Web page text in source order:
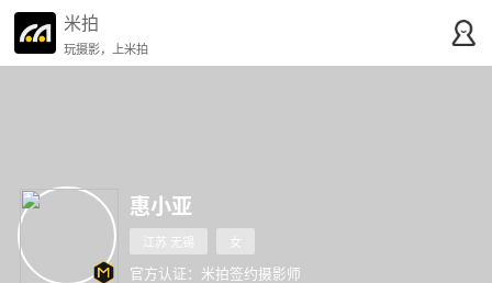
米拍
玩摄影，上米拍
惠小亚
江苏 无锡 女
官方认证：米拍签约摄影师